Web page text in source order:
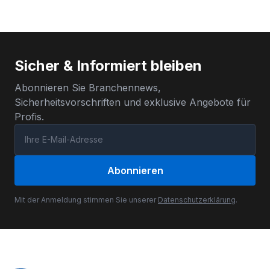
Sicher & Informiert bleiben
Abonnieren Sie Branchennews,
Sicherheitsvorschriften und exklusive Angebote für
Profis.
Abonnieren
Mit der Anmeldung stimmen Sie unserer Datenschutzerklärung.